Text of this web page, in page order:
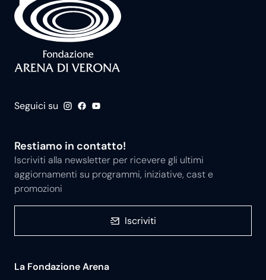
Seguici su
Restiamo in contatto!
Iscriviti alla newsletter per ricevere gli ultimi
aggiornamenti su programmi, iniziative, cast e
promozioni
Iscriviti
La Fondazione Arena